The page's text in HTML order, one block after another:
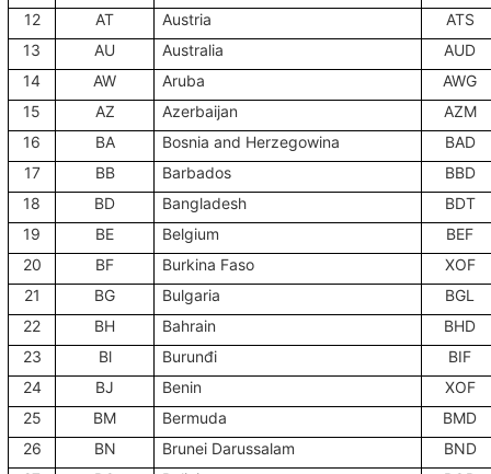
12
AT Austria
ATS
13
AU Australia
AUD
14
AW Aruba
AWG
15
AZ Azerbaijan
AZM
16
BA Bosnia and Herzegowina
BAD
17
BB Barbados
BBD
18
BD Bangladesh
BDT
19
BE Belgium
BEF
20
BF Burkina Faso
XOF
21
BG Bulgaria
BGL
22
BH Bahrain
BHD
23
Bl Burunđi
BIF
24
BJ Benin
XOF
25
BM Bermuda
BMD
26
BN Brunei Darussalam
BND